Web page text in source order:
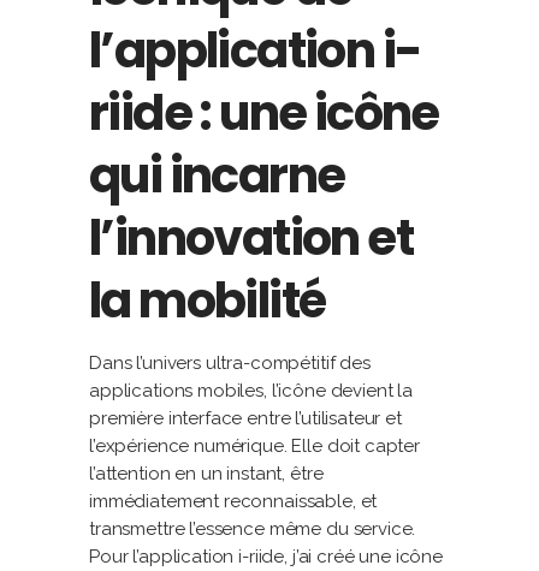
l’application i-
riide : une icône
qui incarne
l’innovation et
la mobilité
Dans l’univers ultra-compétitif des
applications mobiles, l’icône devient la
première interface entre l’utilisateur et
l’expérience numérique. Elle doit capter
l’attention en un instant, être
immédiatement reconnaissable, et
transmettre l’essence même du service.
Pour l’application i-riide, j’ai créé une icône